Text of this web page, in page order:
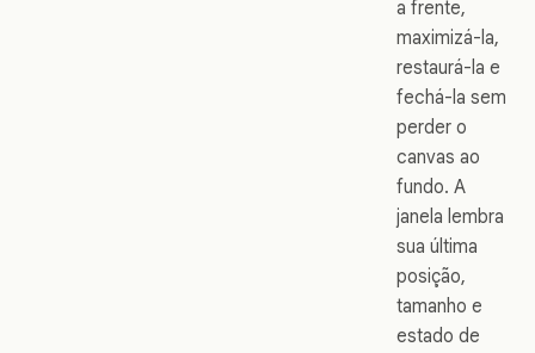
a frente,
maximizá-la,
restaurá-la e
fechá-la sem
perder o
canvas ao
fundo. A
janela lembra
sua última
posição,
tamanho e
estado de